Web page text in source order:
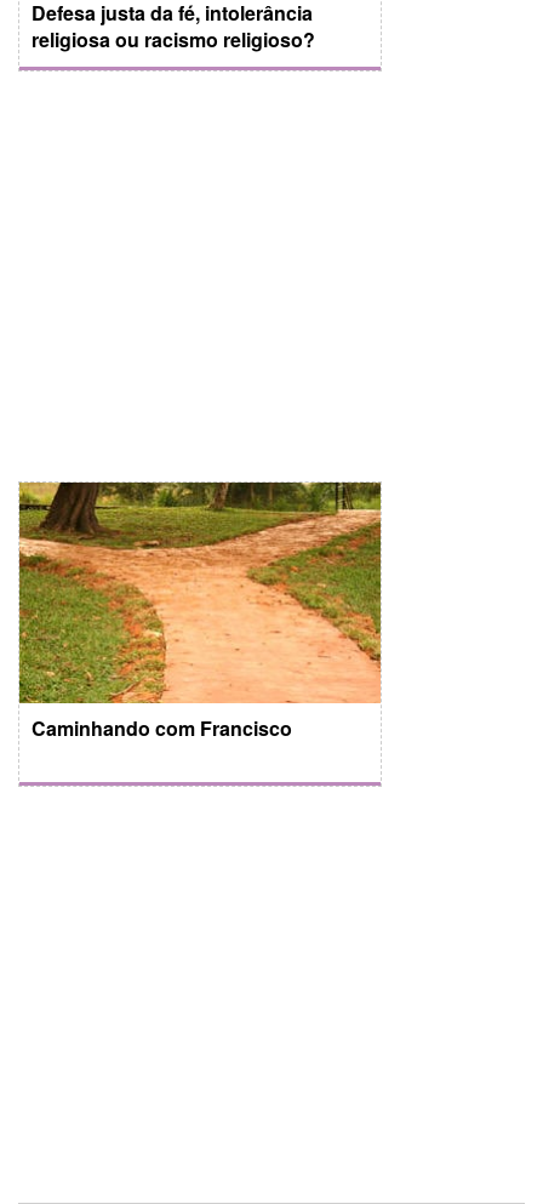
Defesa justa da fé, intolerância
religiosa ou racismo religioso?
Caminhando com Francisco